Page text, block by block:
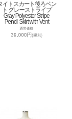
イトスカート後ろベン
ト グレーストライプ
Gray Polyester Stripe
Pencil Skirt with Vent
通常価格
39,000円(税別)